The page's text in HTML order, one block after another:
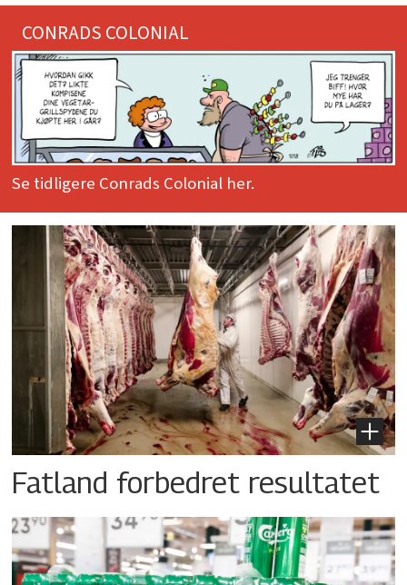
CONRADS COLONIAL
Se tidligere Conrads Colonial her.
Fatland forbedret resultatet